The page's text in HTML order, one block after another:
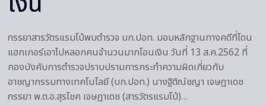
ภรรยาสารวัตรแรมโบ้พบตำรวจ บก.ปอท. มอบหลักฐานทางคดีที่โดน
แฮกเกอร์เอาไปหลอกคนจำนวนมากโอนเงิน วันที่ 13 ส.ค.2562 ที่
กองบังคับการตำรวจปราบปรามการกระทำความผิดเกี่ยวกับ
อาชญากรรมทางเทคโนโลยี (บก.ปอท.) นางฐิติณ์ชญา เจษฎาเดช
ภรรยา พ.ต.อ.สุรโชค เจษฎาเดช (สารวัตรแรมโบ้)…